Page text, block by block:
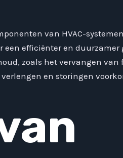
van HVAC-
een efficiënter en
zoals het vervangen
en storingen